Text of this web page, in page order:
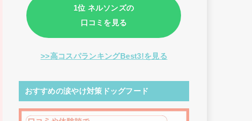
1位 ネルソンズの
口コミを見る
>>高コスパランキングBest3!を見る
おすすめの涙やけ対策ドッグフード